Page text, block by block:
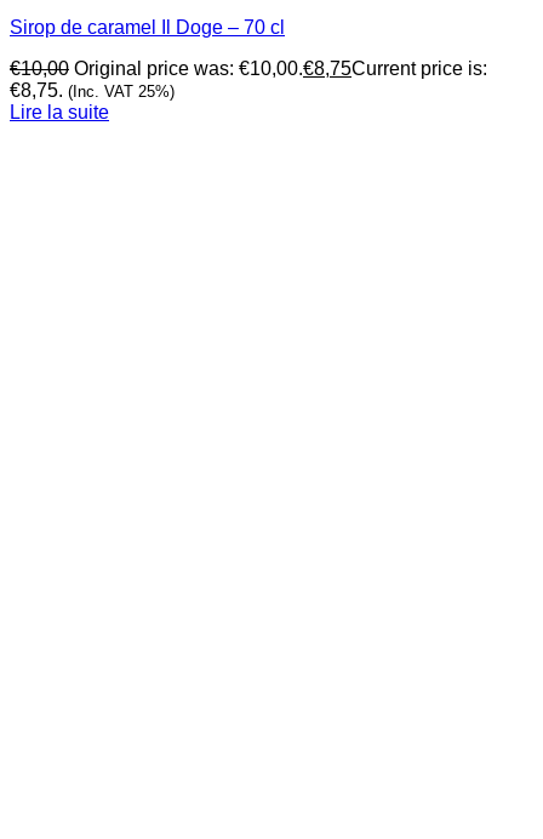
Sirop de caramel Il Doge – 70 cl
€10,00 Original price was: €10,00.€8,75Current price is:
€8,75. (Inc. VAT 25%)
Lire la suite